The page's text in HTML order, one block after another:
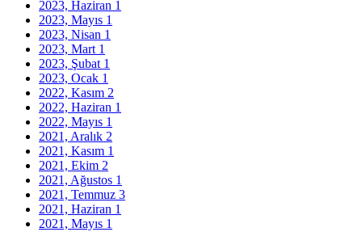
2023, Haziran 1
2023, Mayıs 1
2023, Nisan 1
2023, Mart 1
2023, Şubat 1
2023, Ocak 1
2022, Kasım 2
2022, Haziran 1
2022, Mayıs 1
2021, Aralık 2
2021, Kasım 1
2021, Ekim 2
2021, Ağustos 1
2021, Temmuz 3
2021, Haziran 1
2021, Mayıs 1